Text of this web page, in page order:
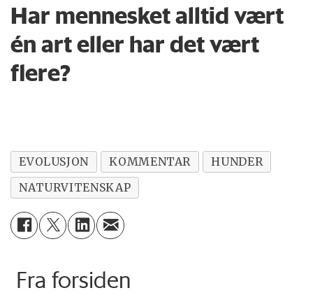
Har mennesket alltid vært
én art eller har det vært
flere?
EVOLUSJON KOMMENTAR
HUNDER
NATURVITENSKAP
Fra forsiden